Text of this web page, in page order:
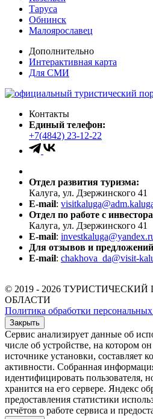
Таруса
Обнинск
Малоярославец
Дополнительно
Интерактивная карта
Для СМИ
Контакты
Единый телефон:
+7(4842) 23-12-22
Отдел развития туризма:
Калуга, ул. Дзержинского 41
E-mail:
Отдел по работе с
Калуга, ул. Дзержинского 41
E-mail:
Для отзывов и
E-mail: chakhova_da@visit-
© 2019 - 2026
ОБЛАСТИ
Политика обработки
Закрыть
Сервис анализирует данные об
числе об устройстве, на котором
источнике установки, составляет
активности. Собранная
идентифицировать пользователя,
хранится на его сервере. Яндекс
предоставления статистики
отчётов о работе сервиса и